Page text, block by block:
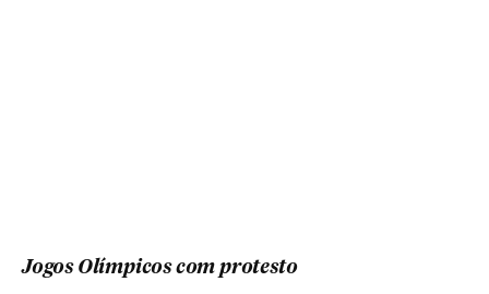
Jogos Olímpicos com protesto